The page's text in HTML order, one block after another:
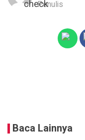
Penulis
Baca Lainnya